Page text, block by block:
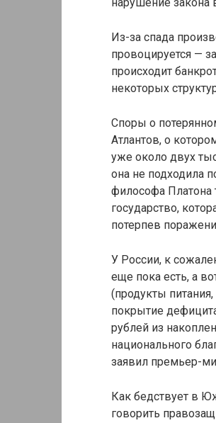
Из-за спада
провоцируется —
происходит
некоторых
Споры о
Атлантов, о
уже около двух
она не подходила
философа Платона
государство,
потерпев
У России, к
еще пока есть, а
(продукты
покрытие
рублей из
национального
заявил премьер-
Как бедствует в
говорить